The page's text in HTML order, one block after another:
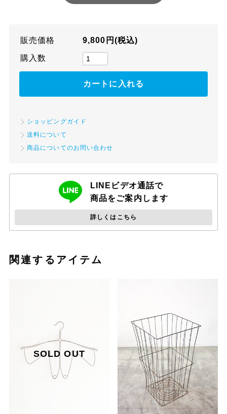
【商品について】
当店で扱う商品はほとんどが古い物で中古品ですので、キズ、汚れ、
細かなキズや汚れ等をすべて掲載することは難しいので、詳細につき
ましてはお問い合わせくださいませ。
商品の写真は、カメラの性質やご使用のモニター環境により実物と色
味が違って見えることがございます。
【送料について】
また、当店は送料込みと送料別の商品がございます。
送料込みと送料別の商品を同時にお買い上げいただいた場合、金額が
変わる場合がございます。
正式な送料は注文後にお送りする受注確認メールにてご連絡いたしま
販売価格 9,800円(税込)
購入数
ショッピングガイド
送料について
商品についてのお問い合わせ
LINEビデオ通話で
商品をご案内します
詳しくはこちら
関連するアイテム